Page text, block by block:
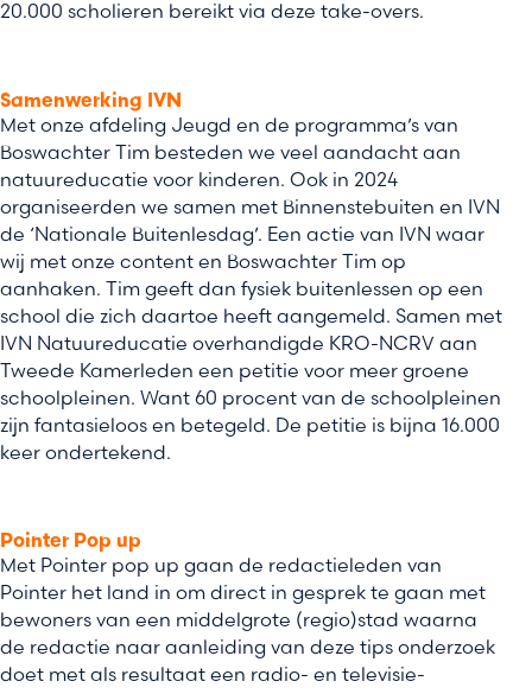
20.000 scholieren bereikt via deze take-overs.
Samenwerking IVN
Met onze afdeling Jeugd en de programma’s van
Boswachter Tim besteden we veel aandacht aan
natuureducatie voor kinderen. Ook in 2024
organiseerden we samen met Binnenstebuiten en IVN
de ‘Nationale Buitenlesdag’. Een actie van IVN waar
wij met onze content en Boswachter Tim op
aanhaken. Tim geeft dan fysiek buitenlessen op een
school die zich daartoe heeft aangemeld. Samen met
IVN Natuureducatie overhandigde KRO-NCRV aan
Tweede Kamerleden een petitie voor meer groene
schoolpleinen. Want 60 procent van de schoolpleinen
zijn fantasieloos en betegeld. De petitie is bijna 16.000
keer ondertekend.
Pointer Pop up
Met Pointer pop up gaan de redactieleden van
Pointer het land in om direct in gesprek te gaan met
bewoners van een middelgrote (regio)stad waarna
de redactie naar aanleiding van deze tips onderzoek
doet met als resultaat een radio- en televisie-